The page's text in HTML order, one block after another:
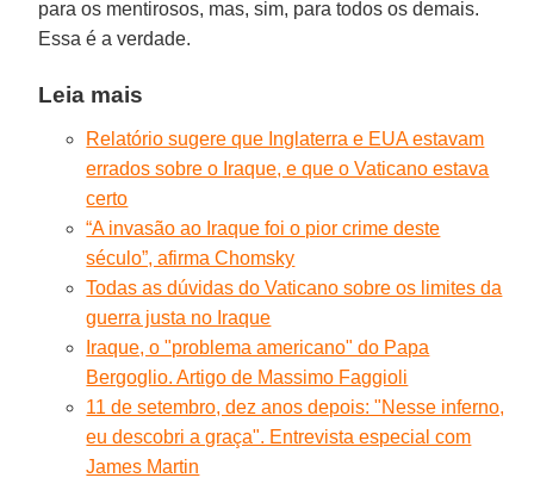
para os mentirosos, mas, sim, para todos os demais.
Essa é a verdade.
Leia mais
Relatório sugere que Inglaterra e EUA estavam
errados sobre o Iraque, e que o Vaticano estava
certo
“A invasão ao Iraque foi o pior crime deste
século”, afirma Chomsky
Todas as dúvidas do Vaticano sobre os limites da
guerra justa no Iraque
Iraque, o "problema americano" do Papa
Bergoglio. Artigo de Massimo Faggioli
11 de setembro, dez anos depois: "Nesse inferno,
eu descobri a graça". Entrevista especial com
James Martin